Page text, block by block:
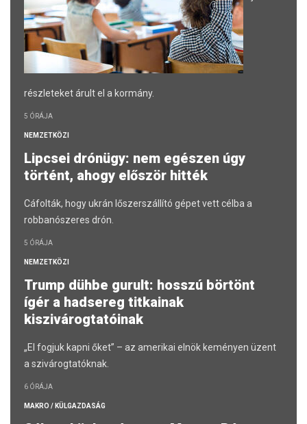
részleteket árult el a kormány.
5 ÓRÁJA
NEMZETKÖZI
Lipcsei drónügy: nem egészen úgy
történt, ahogy először hitték
Cáfolták, hogy ukrán lőszerszállító gépet vett célba a
robbanószeres drón.
5 ÓRÁJA
NEMZETKÖZI
Trump dühbe gurult: hosszú börtönt
ígér a hadsereg titkainak
kiszivárogtatóinak
„El fogjuk kapni őket” – az amerikai elnök keményen üzent
a szivárogtatóknak.
6 ÓRÁJA
MAKRO / KÜLGAZDASÁG